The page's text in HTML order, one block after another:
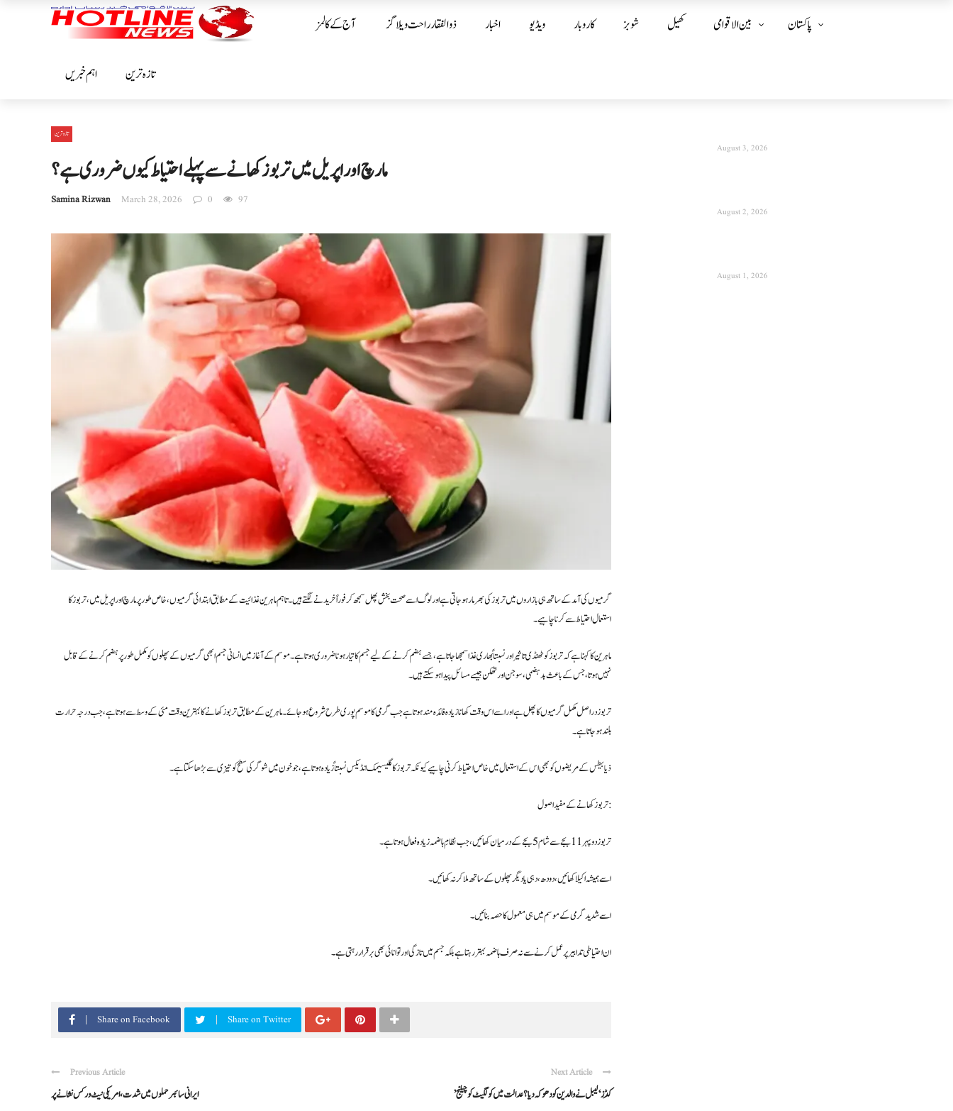
آج کے کالمز ذوالفقار راحت ویلاگز اخبار ویڈیو کاروبار شوبز کھیل بین الا قوامی پاکستان
اہم خبریں تازہ ترین
تازہ ترین
مارچ اور اپریل میں تربوز کھانے سے پہلے احتیاط کیوں ضروری ہے؟
Samina Rizwan March 28, 2026 0 97
گرمیوں کی آمد کے ساتھ ہی بازاروں میں تربوز کی بھرمار ہو جاتی ہے اور لوگ اسے صحت بخش پھل سمجھ کر فوراً خریدنے لگتے ہیں۔ تاہم ماہرین غذائیت کے مطابق ابتدائی گرمیوں، خاص طور پر مارچ اور اپریل میں، تربوز کا
استعمال احتیاط سے کرنا چاہیے۔
ماہرین کا کہنا ہے کہ تربوز کو ٹھنڈی تاثیر اور نسبتاً بھاری غذا سمجھا جاتا ہے، جسے ہضم کرنے کے لیے جسم کا تیار ہونا ضروری ہوتا ہے۔ موسم کے آغاز میں انسانی جسم ابھی گرمیوں کے پھلوں کو مکمل طور پر ہضم کرنے کے قابل
نہیں ہوتا، جس کے باعث بدہضمی، سوجن اور تھکن جیسے مسائل پیدا ہو سکتے ہیں۔
تربوز دراصل مکمل گرمیوں کا پھل ہے اور اسے اس وقت کھانا زیادہ فائدہ مند ہوتا ہے جب گرمی کا موسم پوری طرح شروع ہو جائے۔ ماہرین کے مطابق تربوز کھانے کا بہترین وقت مئی کے وسط سے ہوتا ہے، جب درجہ حرارت
بلند ہو جاتا ہے۔
ذیابیطس کے مریضوں کو بھی اس کے استعمال میں خاص احتیاط کرنی چاہیے کیونکہ تربوز کا گلیسیمک انڈیکس نسبتاً زیادہ ہوتا ہے، جو خون میں شوگر کی سطح کو تیزی سے بڑھا سکتا ہے۔
تربوز کھانے کے مفید اصول:
تربوز دوپہر 11 بجے سے شام 5 بجے کے درمیان کھائیں، جب نظامِ ہاضمہ زیادہ فعال ہوتا ہے۔
اسے ہمیشہ اکیلا کھائیں، دودھ، دہی یا دیگر پھلوں کے ساتھ ملا کر نہ کھائیں۔
اسے شدید گرمی کے موسم میں ہی معمول کا حصہ بنائیں۔
ان احتیاطی تدابیر پر عمل کرنے سے نہ صرف ہاضمہ بہتر رہتا ہے بلکہ جسم میں تازگی اور توانائی بھی برقرار رہتی ہے۔
Share on Facebook Share on Twitter
Previous Article
ایرانی سائبر حملوں میں شدت، امریکی نیٹ ورکس نشانے پر
Next Article
’کِڈز‘ لیبل نے والدین کو دھوکہ دیا؟ عدالت میں کولگیٹ کو چیلنج
August 3, 2026
August 2, 2026
August 1, 2026